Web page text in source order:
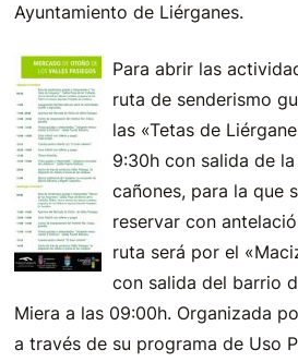
Ayuntamiento de Liérganes.
Para abrir las
ruta de senderismo
las «Tetas de
9:30h con salida de
cañones, para la que
reservar con
ruta será por el
con salida del barrio
Miera a las 09:00h. Organizada
a través de su programa de Uso